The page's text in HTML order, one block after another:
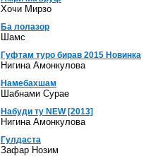
Хочи Мирзо
Ба лолазор
Шамс
Гуфтам туро бирав 2015 Новинка
Нигина Амонкулова
Намебахшам
Шабнами Сурае
Набуди ту NEW [2013]
Нигина Амонкулова
Гулдаста
Зафар Нозим